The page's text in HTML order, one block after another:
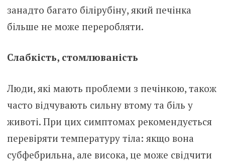
занадто багато білірубіну, який печінка
більше не може переробляти.
Слабкість, стомлюваність
Люди, які мають проблеми з печінкою, також
часто відчувають сильну втому та біль у
животі. При цих симптомах рекомендується
перевіряти температуру тіла: якщо вона
субфебрильна, але висока, це може свідчити